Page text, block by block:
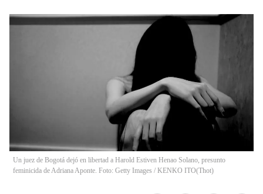
Un juez de Bogotá dejó en libertad a Harold Estiven Henao Solano, presunto
feminicida de Adriana Aponte. Foto: Getty Images / KENKO ITO(Thot)